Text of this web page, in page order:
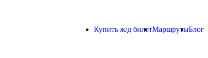
Купить ж/д билетМаршрутыБлог